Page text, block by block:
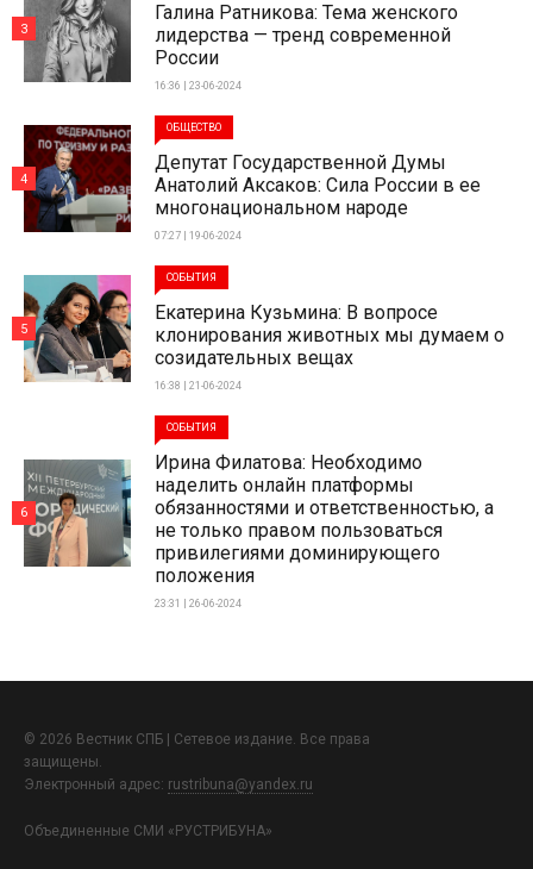
Галина Ратникова: Тема женского
лидерства — тренд современной
России
16:36 | 23-06-2024
3
ОБЩЕСТВО
Депутат Государственной Думы
Анатолий Аксаков: Сила России в ее
многонациональном народе
07:27 | 19-06-2024
4
СОБЫТИЯ
Екатерина Кузьмина: В вопросе
клонирования животных мы думаем о
созидательных вещах
16:38 | 21-06-2024
5
СОБЫТИЯ
Ирина Филатова: Необходимо
наделить онлайн платформы
обязанностями и ответственностью, а
не только правом пользоваться
привилегиями доминирующего
положения
23:31 | 26-06-2024
6
© 2026 Вестник СПБ | Сетевое издание. Все права
защищены.
Электронный адрес: rustribuna@yandex.ru
Объединенные СМИ «РУСТРИБУНА»